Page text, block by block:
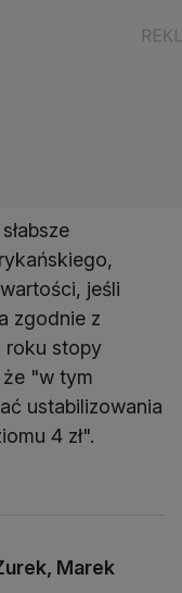
jeśli
zgodnie z
roku stopy
że "w tym
ustabilizowania
4 zł".
Marek